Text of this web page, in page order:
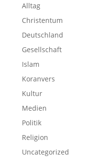
Alltag
Christentum
Deutschland
Gesellschaft
Islam
Koranvers
Kultur
Medien
Politik
Religion
Uncategorized